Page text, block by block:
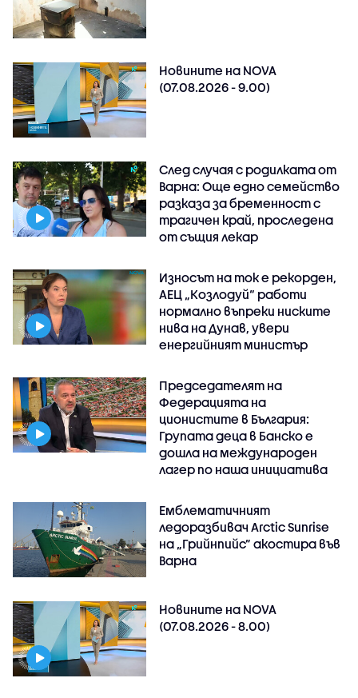
Новините на NOVA
(07.08.2026 - 9.00)
След случая с родилката от
Варна: Още едно семейство
разказа за бременност с
трагичен край, проследена
от същия лекар
Износът на ток е рекорден,
АЕЦ „Козлодуй“ работи
нормално въпреки ниските
нива на Дунав, увери
енергийният министър
Председателят на
Федерацията на
ционистите в България:
Групата деца в Банско е
дошла на международен
лагер по наша инициатива
Емблематичният
ледоразбивач Arctic Sunrise
на „Грийнпийс” акостира във
Варна
Новините на NOVA
(07.08.2026 - 8.00)